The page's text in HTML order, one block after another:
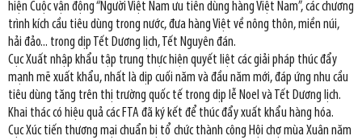
hiện Cuộc vận động “Người Việt Nam ưu tiên dùng hàng Việt Nam”, các chương
trình kích cầu tiêu dùng trong nước, đưa hàng Việt về nông thôn, miền núi,
hải đảo... trong dịp Tết Dương lịch, Tết Nguyên đán.
Cục Xuất nhập khẩu tập trung thực hiện quyết liệt các giải pháp thúc đẩy
mạnh mẽ xuất khẩu, nhất là dịp cuối năm và đầu năm mới, đáp ứng nhu cầu
tiêu dùng tăng trên thị trường quốc tế trong dịp lễ Noel và Tết Dương lịch.
Khai thác có hiệu quả các FTA đã ký kết để thúc đẩy xuất khẩu hàng hóa.
Cục Xúc tiến thương mại chuẩn bị tổ chức thành công Hội chợ mùa Xuân năm